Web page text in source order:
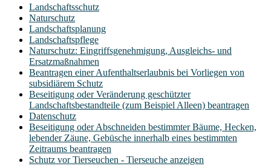
Landschaftsschutz
Naturschutz
Landschaftsplanung
Landschaftspflege
Naturschutz: Eingriffsgenehmigung, Ausgleichs- und
Ersatzmaßnahmen
Beantragen einer Aufenthaltserlaubnis bei Vorliegen von
subsidiärem Schutz
Beseitigung oder Veränderung geschützter
Landschaftsbestandteile (zum Beispiel Alleen) beantragen
Datenschutz
Beseitigung oder Abschneiden bestimmter Bäume, Hecken,
lebender Zäune, Gebüsche innerhalb eines bestimmten
Zeitraums beantragen
Schutz vor Tierseuchen - Tierseuche anzeigen